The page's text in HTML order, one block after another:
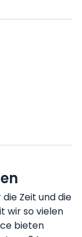
Zeit und die
wir so vielen
bieten